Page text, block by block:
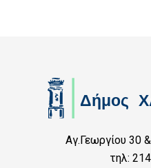
Αγ.Γεωργίου 30
τηλ: